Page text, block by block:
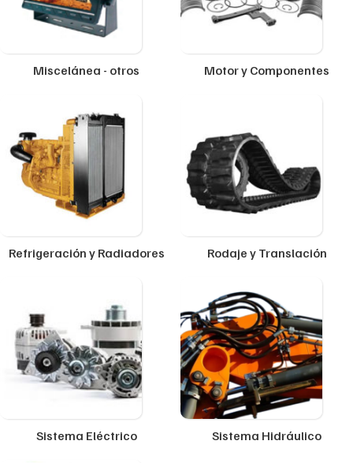
Miscelánea - otros Motor y Componentes
Refrigeración y Radiadores Rodaje y Translación
Sistema Eléctrico Sistema Hidráulico